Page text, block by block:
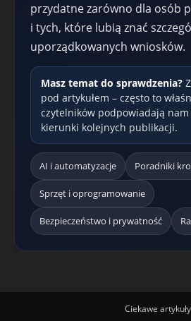
przydatne zarówno dla osób
i tych, które lubią znać
uporządkowanych wniosków.
Masz temat do sprawdzenia?
pod artykułem – często to
czytelników podpowiadają
kierunki kolejnych publikacji.
AI i automatyzacje Poradniki
Sprzęt i oprogramowanie
Bezpieczeństwo i prywatność
Ciekawe artykuły